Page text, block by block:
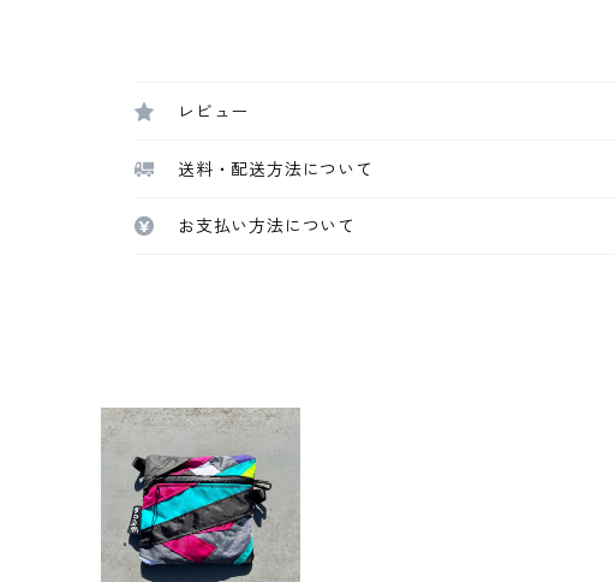
レビュー
送料・配送方法について
お支払い方法について